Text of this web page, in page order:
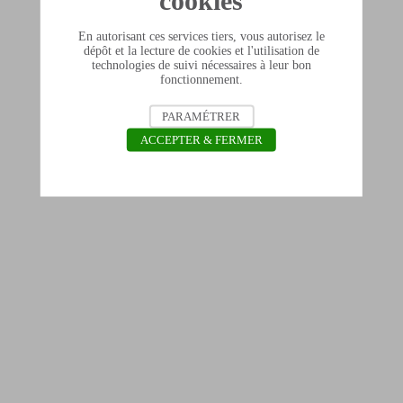
En autorisant ces services tiers, vous autorisez le
dépôt et la lecture de cookies et l'utilisation de
technologies de suivi nécessaires à leur bon
fonctionnement.
PARAMÉTRER
ACCEPTER & FERMER